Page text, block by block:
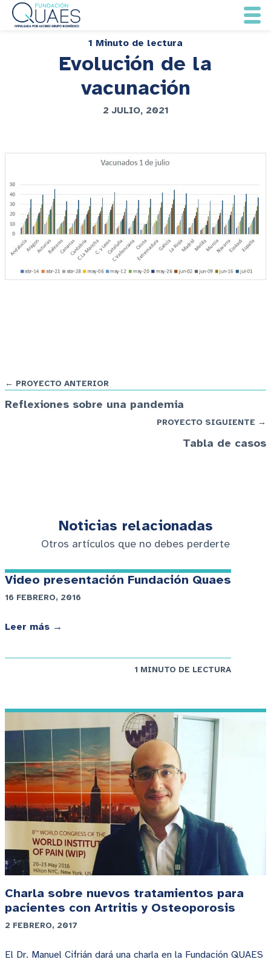
1 Minuto de lectura
Evolución de la
vacunación
2 JULIO, 2021
← PROYECTO ANTERIOR
Reflexiones sobre una pandemia
PROYECTO SIGUIENTE →
Tabla de casos
Noticias relacionadas
Otros artículos que no debes perderte
Video presentación Fundación Quaes
16 FEBRERO, 2016
Leer más →
1 MINUTO DE LECTURA
Charla sobre nuevos tratamientos para
pacientes con Artritis y Osteoporosis
2 FEBRERO, 2017
El Dr. Manuel Cifrián dará una charla en la Fundación QUAES